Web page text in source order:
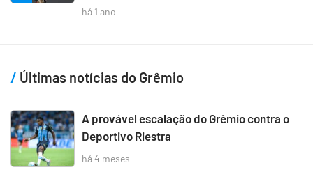
há 1 ano
Últimas notícias do Grêmio
A provável escalação do Grêmio contra o
Deportivo Riestra
há 4 meses